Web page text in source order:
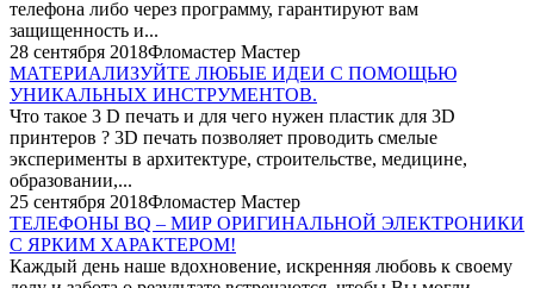
телефона либо через программу, гарантируют вам
защищенность и...
28 сентября 2018Фломастер Мастер
МАТЕРИАЛИЗУЙТЕ ЛЮБЫЕ ИДЕИ С ПОМОЩЬЮ
УНИКАЛЬНЫХ ИНСТРУМЕНТОВ.
Что такое 3 D печать и для чего нужен пластик для 3D
принтеров ? 3D печать позволяет проводить смелые
эксперименты в архитектуре, строительстве, медицине,
образовании,...
25 сентября 2018Фломастер Мастер
ТЕЛЕФОНЫ BQ – МИР ОРИГИНАЛЬНОЙ ЭЛЕКТРОНИКИ
С ЯРКИМ ХАРАКТЕРОМ!
Каждый день наше вдохновение, искренняя любовь к своему